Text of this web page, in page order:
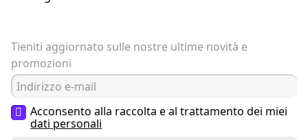
Tieniti aggiornato sulle nostre ultime novità e
promozioni
Acconsento alla raccolta e al trattamento dei miei
dati personali